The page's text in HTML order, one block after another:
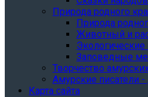
Природа родного
Природа
Животный и
Заповедные
Творчество
Амурские писатели -
Карта сайта